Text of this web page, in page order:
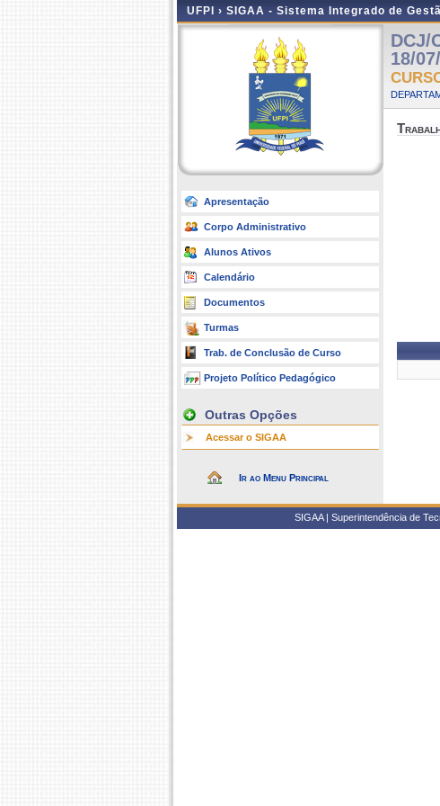
UFPI › SIGAA - Sistema Integrado de
Apresentação
Corpo Administrativo
Alunos Ativos
Calendário
Documentos
Turmas
Trab. de Conclusão de Curso
Projeto Político Pedagógico
Outras Opções
Acessar o SIGAA
Ir ao Menu Principal
DCJ/
18/
SIGAA | Superintendência de